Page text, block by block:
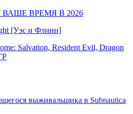
ВРЕМЯ В 2026
[Уэс и Флинн]
Salvation, Resident Evil, Dragon
выживальщика в Subnautica